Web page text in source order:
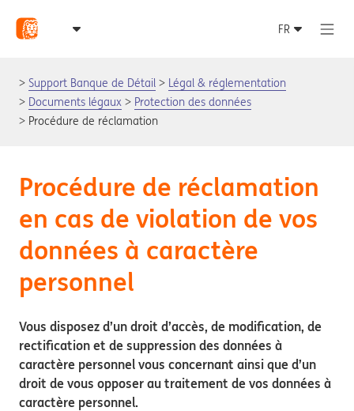
Support Banque de Détail
Légal & réglementation
Documents légaux
Protection des données
Procédure de réclamation
Procédure de réclamation
en cas de violation de vos
données à caractère
personnel
Vous disposez d’un droit d’accès, de modification, de
rectification et de suppression des données à
caractère personnel vous concernant ainsi que d’un
droit de vous opposer au traitement de vos données à
caractère personnel.